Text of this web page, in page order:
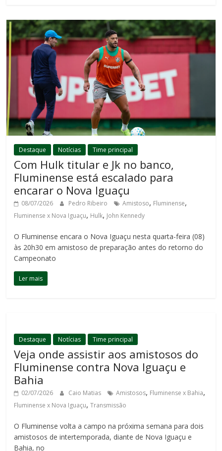
Destaque Notícias Time principal
Com Hulk titular e Jk no banco,
Fluminense está escalado para
encarar o Nova Iguaçu
08/07/2026 Pedro Ribeiro Amistoso, Fluminense,
Fluminense x Nova Iguaçu, Hulk, John Kennedy
O Fluminense encara o Nova Iguaçu nesta quarta-feira (08)
às 20h30 em amistoso de preparação antes do retorno do
Campeonato
Ler mais
Destaque Notícias Time principal
Veja onde assistir aos amistosos do
Fluminense contra Nova Iguaçu e
Bahia
02/07/2026 Caio Matias Amistosos, Fluminense x Bahia,
Fluminense x Nova Iguaçu,Transmissão
O Fluminense volta a campo na próxima semana para dois
amistosos de intertemporada, diante de Nova Iguaçu e
Bahia, no